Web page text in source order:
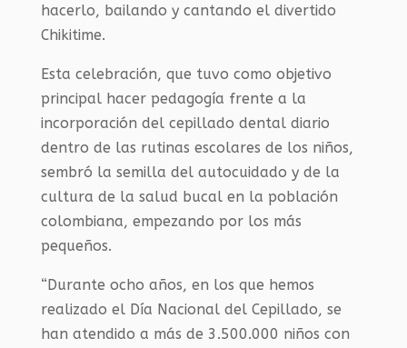
hacerlo, bailando y cantando el divertido
Chikitime.
Esta celebración, que tuvo como objetivo
principal hacer pedagogía frente a la
incorporación del cepillado dental diario
dentro de las rutinas escolares de los niños,
sembró la semilla del autocuidado y de la
cultura de la salud bucal en la población
colombiana, empezando por los más
pequeños.
“Durante ocho años, en los que hemos
realizado el Día Nacional del Cepillado, se
han atendido a más de 3.500.000 niños con